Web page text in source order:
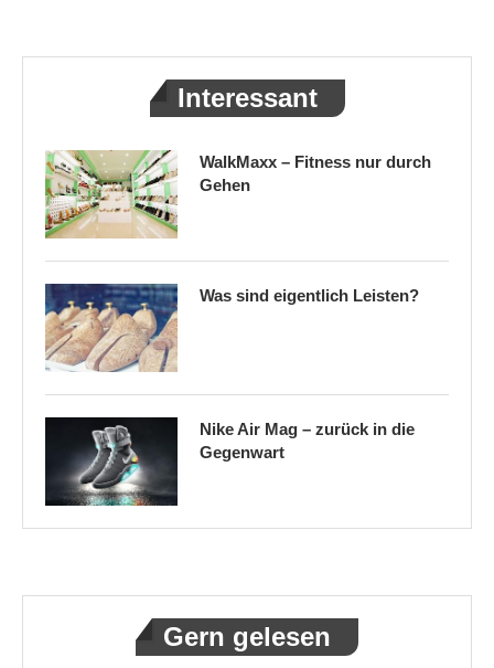
Interessant
WalkMaxx – Fitness nur durch
Gehen
Was sind eigentlich Leisten?
Nike Air Mag – zurück in die
Gegenwart
Gern gelesen